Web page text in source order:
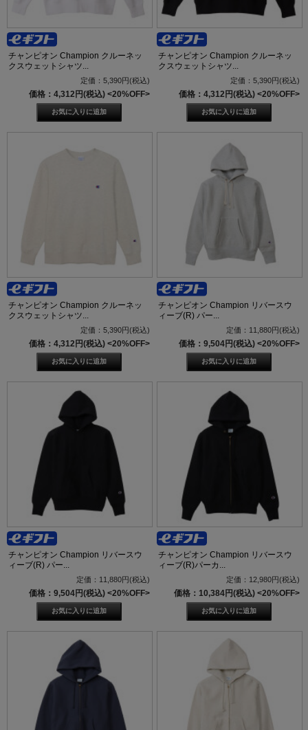
チャンピオン Champion クルーネッ
クスウェットシャツ...
定価：5,390円(税込)
価格：4,312円(税込) <20%OFF>
チャンピオン Champion クルーネッ
クスウェットシャツ...
定価：5,390円(税込)
価格：4,312円(税込) <20%OFF>
チャンピオン Champion クルーネッ
クスウェットシャツ...
定価：5,390円(税込)
価格：4,312円(税込) <20%OFF>
チャンピオン Champion リバースウ
ィーブ(R) パー...
定価：11,880円(税込)
価格：9,504円(税込) <20%OFF>
チャンピオン Champion リバースウ
ィーブ(R) パー...
定価：11,880円(税込)
価格：9,504円(税込) <20%OFF>
チャンピオン Champion リバースウ
ィーブ(R)パーカ...
定価：12,980円(税込)
価格：10,384円(税込) <20%OFF>